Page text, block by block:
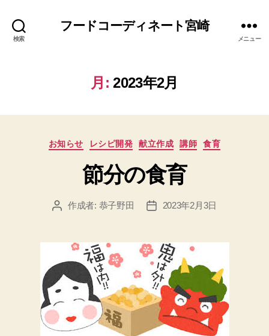
検索
フードコーディネート宮崎
メニュー
月: 2023年2月
カ
ゴ
リ
お知らせ レシピ開発 献立作成 講師 食育
節分の食育
投 作成者: 恭子野田
投
2023年2月3日